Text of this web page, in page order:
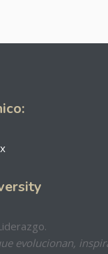
evolucionan,